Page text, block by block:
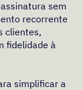
sem
recorrente
clientes,
fidelidade à
simplificar a